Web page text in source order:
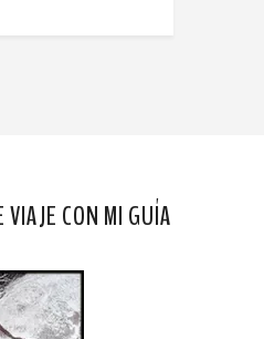
VIAJE CON MI GUÍA